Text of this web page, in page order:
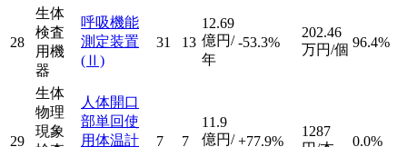
28
生体
検査
用機
器
呼吸機能
測定装置
(Ⅱ)
31 13
12.69
億円/
年
-53.3%
202.46
万円/個 96.4%
29
生体
物理
現象
人体開口
部単回使
用体温計
7 7
11.9
億円/ +77.9%
1287
0.0%